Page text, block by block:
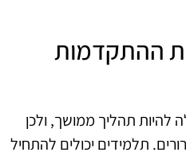
ההתקדמות
להיות תהליך ממושך, ולכן
תלמידים יכולים להתחיל